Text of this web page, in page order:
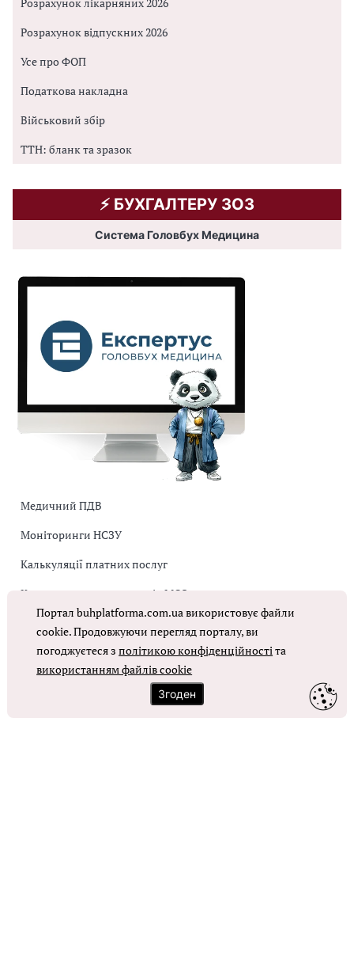
Розрахунок відпускних 2026
Усе про ФОП
Податкова накладна
Військовий збір
ТТН: бланк та зразок
⚡️ БУХГАЛТЕРУ ЗОЗ
Система Головбух Медицина
Медичний ПДВ
Моніторинги НСЗУ
Калькуляції платних послуг
Коригувальна накладна від МОЗ
Оплата праці в КНП
ОТРИМАТИ ДОСТУП
Портал buhplatforma.com.ua використовує файли
cookie. Продовжуючи перегляд порталу, ви
погоджуєтеся зполітикою конфіденційностіта
використанням файлів cookie
Згоден